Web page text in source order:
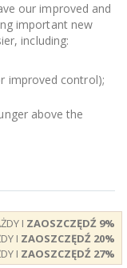
our improved and
important new
including:
improved control);
above the
I ZAOSZCZĘDŹ 9%
I ZAOSZCZĘDŹ 20%
I ZAOSZCZĘDŹ 27%